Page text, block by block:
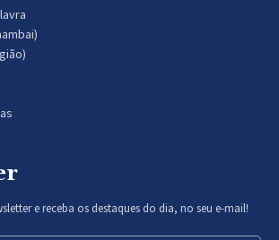
e receba os destaques do dia, no seu e-mail!